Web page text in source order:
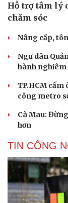
Cải chính
Hỗ trợ tâm lý
chăm sóc
Nâng cấp,
Ngư dân
hành nghiêm
TP.HCM cấm
công metro
Cà Mau:
hơn
TIN CÔNG